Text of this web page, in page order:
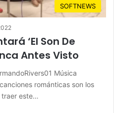
SOFTNEWS
‘El Son De
Antes Visto
Música
románticas son los
traer este…